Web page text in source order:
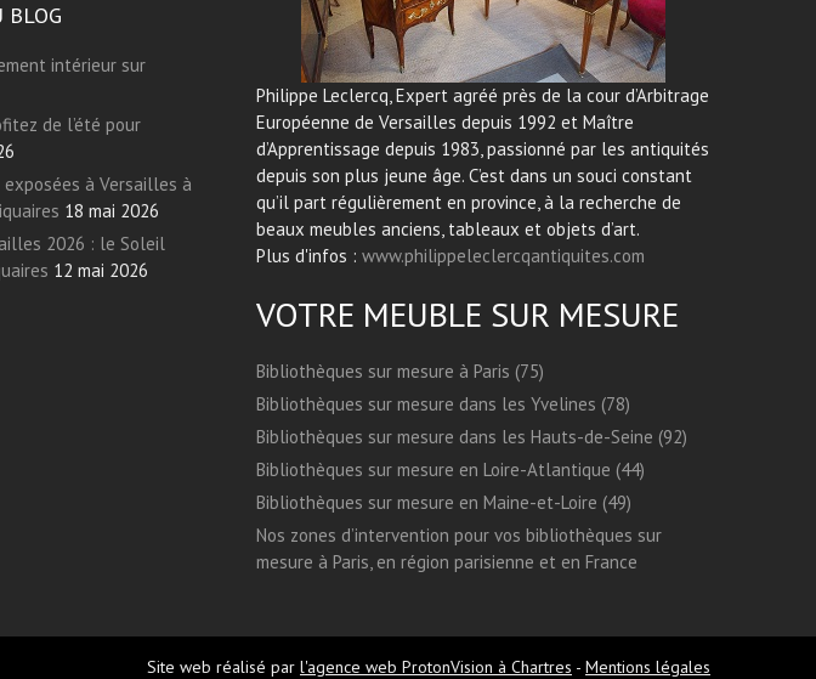
BLOG
intérieur sur
de l’été pour
à Versailles à
18 mai 2026
2026 : le Soleil
12 mai 2026
Philippe Leclercq, Expert agréé près de la cour d’Arbitrage
Européenne de Versailles depuis 1992 et Maître
d’Apprentissage depuis 1983, passionné par les antiquités
depuis son plus jeune âge. C’est dans un souci constant
qu’il part régulièrement en province, à la recherche de
beaux meubles anciens, tableaux et objets d’art.
Plus d'infos : www.philippeleclercqantiquites.com
VOTRE MEUBLE SUR MESURE
Bibliothèques sur mesure à Paris (75)
Bibliothèques sur mesure dans les Yvelines (78)
Bibliothèques sur mesure dans les Hauts-de-Seine (92)
Bibliothèques sur mesure en Loire-Atlantique (44)
Bibliothèques sur mesure en Maine-et-Loire (49)
Nos zones d’intervention pour vos bibliothèques sur
mesure à Paris, en région parisienne et en France
Site web réalisé par l'agence web ProtonVision à Chartres - Mentions légales